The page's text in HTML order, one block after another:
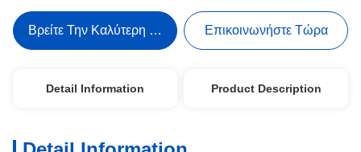
Βρείτε Την Καλύτερη Τιμή Επικοινωνήστε Τώρα
Detail Information Product Description